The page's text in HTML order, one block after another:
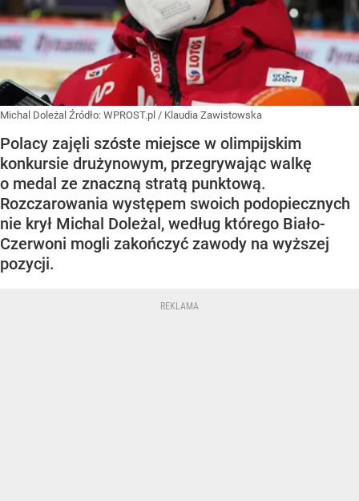
Michal Doleżal Źródło: WPROST.pl / Klaudia Zawistowska
Polacy zajęli szóste miejsce w olimpijskim
konkursie drużynowym, przegrywając walkę
o medal ze znaczną stratą punktową.
Rozczarowania występem swoich podopiecznych
nie krył Michal Doleżal, według którego Biało-
Czerwoni mogli zakończyć zawody na wyższej
pozycji.